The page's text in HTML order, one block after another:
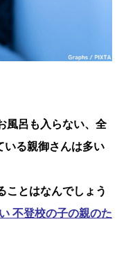
風呂も入らない、全
いる親御さんは多い
ことはなんでしょう
不登校の子の親のた